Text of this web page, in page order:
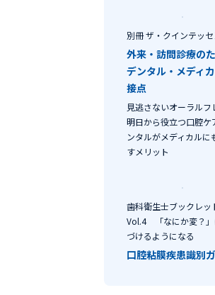
別冊 ザ・クインテッセ
外来・訪問診療の
デンタル・メディ
接点
見逃さないオーラルフ
明日から役立つ口腔ケ
ンタルがメディカルに
すメリット
歯科衛生士ブックレッ
Vol.4 「なにか変？」
づけるようになる
口腔粘膜疾患識別